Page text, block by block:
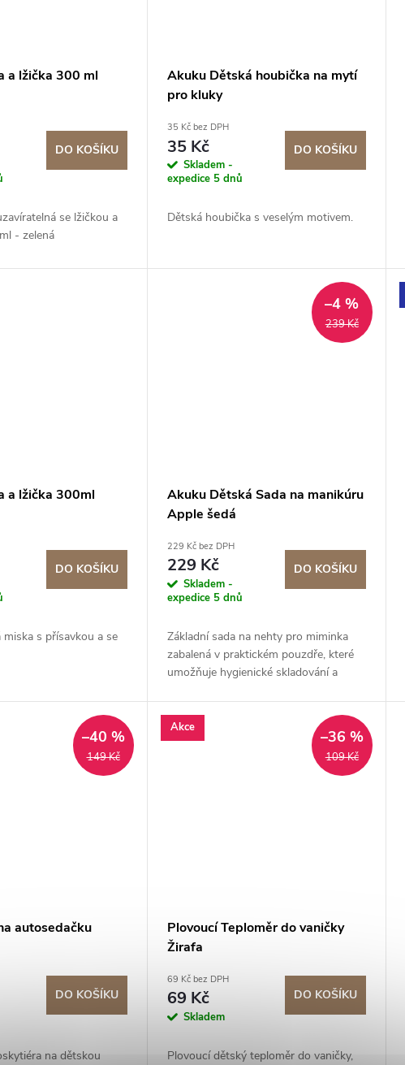
a lžička 300 ml
DO KOŠÍKU
se lžičkou a
- zelená
Akuku Dětská houbička na mytí
pro kluky
35 Kč bez DPH
35 Kč
Skladem -
expedice 5 dnů
DO KOŠÍKU
Dětská houbička s veselým motivem.
a lžička 300ml
DO KOŠÍKU
miska s přísavkou a se
239 Kč
–4 %
Akuku Dětská Sada na manikúru
Apple šedá
229 Kč bez DPH
229 Kč
Skladem -
expedice 5 dnů
DO KOŠÍKU
Základní sada na nehty pro miminka
zabalená v praktickém pouzdře, které
umožňuje hygienické skladování a
149 Kč
–40 %
autosedačku
DO KOŠÍKU
na dětskou
Akce
109 Kč
–36 %
Plovoucí Teploměr do vaničky
Žirafa
69 Kč bez DPH
69 Kč
Skladem
DO KOŠÍKU
Plovoucí dětský teploměr do vaničky,